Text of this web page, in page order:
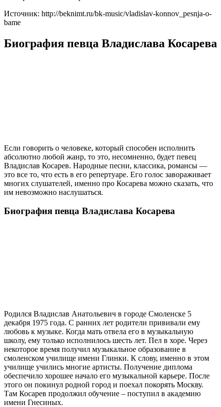
Источник: http://beknimt.ru/bk-music/vladislav-konnov_pesnja-o-
bame
Биография певца Владислава Косарева
Если говорить о человеке, который способен исполнить
абсолютно любой жанр, то это, несомненно, будет певец
Владислав Косарев. Народные песни, классика, романсы —
это все то, что есть в его репертуаре. Его голос завораживает
многих слушателей, именно про Косарева можно сказать, что
им невозможно наслушаться.
Биография певца Владислава Косарева
Родился Владислав Анатольевич в городе Смоленске 5
декабря 1975 года. С ранних лет родители прививали ему
любовь к музыке. Когда мать отвела его в музыкальную
школу, ему только исполнилось шесть лет. Пел в хоре. Через
некоторое время получил музыкальное образование в
смоленском училище имени Глинки. К слову, именно в этом
училище учились многие артисты. Получение диплома
обеспечило хорошее начало его музыкальной карьере. После
этого он покинул родной город и поехал покорять Москву.
Там Косарев продолжил обучение – поступил в академию
имени Гнесиных.